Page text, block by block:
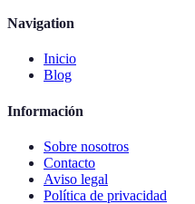
Navigation
Inicio
Blog
Información
Sobre nosotros
Contacto
Aviso legal
Política de privacidad